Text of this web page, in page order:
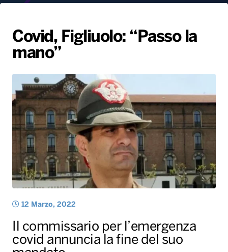
Hit Dance
Giochi&Concorsi
PALATOUR
Locali
Musica e Spettacolo
Sport
Radio Norba Consiglia
Leggerissime
Playlist
Novità
Notiziario
Interviste
Oroscopo
Speciale Astrabilia 2026
Gallery
Radio Norba News TV
Voce al Bari
Battiti Live 2026
Gallery
Covid, Figliuolo: “Passo la
mano”
12 Marzo, 2022
Il commissario per l’emergenza
covid annuncia la fine del suo